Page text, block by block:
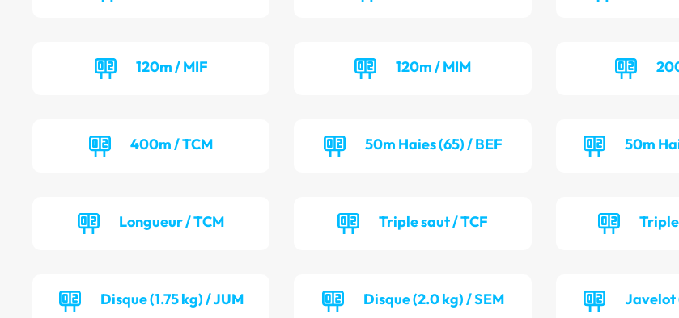
120m / MIF 120m / MIM
400m / TCM 50m Haies (65) / BEF 50m
Longueur / TCM Triple saut / TCF
Disque (1.75 kg) / JUM Disque (2.0 kg) / SEM Javelot